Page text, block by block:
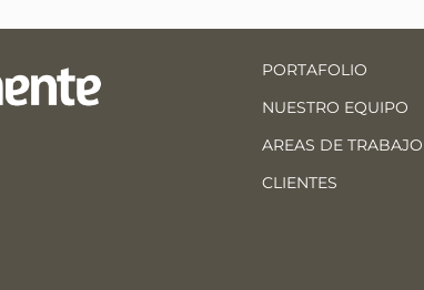
PORTAFOLIO
NUESTRO EQUIPO
AREAS DE TRABAJO
CLIENTES